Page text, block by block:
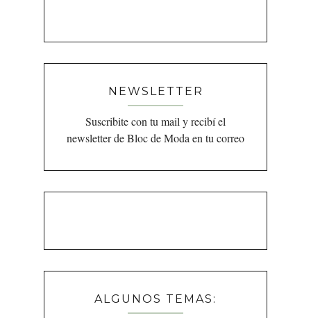
NEWSLETTER
Suscribite con tu mail y recibí el
newsletter de Bloc de Moda en tu correo
ALGUNOS TEMAS: